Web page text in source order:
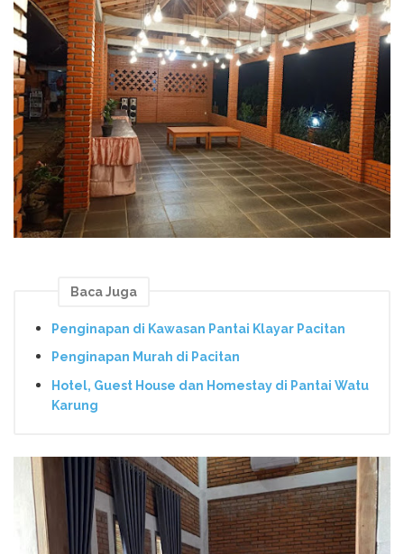
Baca Juga
Penginapan di Kawasan Pantai Klayar Pacitan
Penginapan Murah di Pacitan
Hotel, Guest House dan Homestay di Pantai Watu
Karung